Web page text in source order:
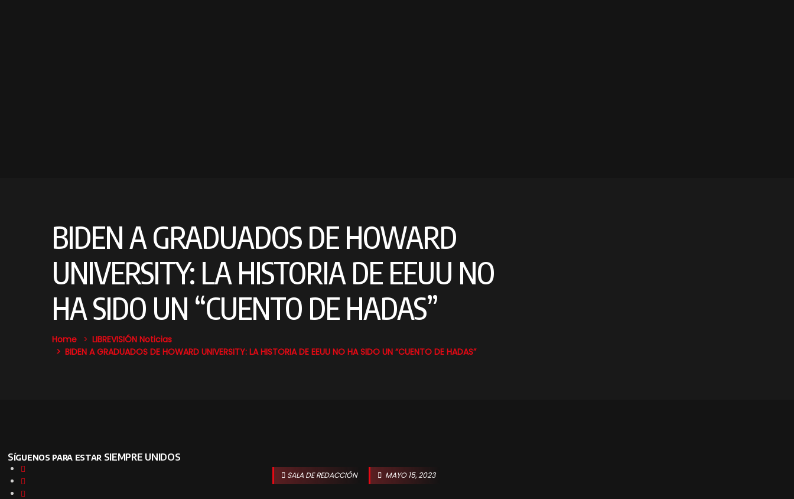
BIDEN A GRADUADOS DE HOWARD
UNIVERSITY: LA HISTORIA DE EEUU NO
HA SIDO UN “CUENTO DE HADAS”
Home
LIBREVISIÓN Noticias
BIDEN A GRADUADOS DE HOWARD UNIVERSITY: LA HISTORIA DE EEUU NO HA SIDO UN “CUENTO DE HADAS”
SALA DE REDACCIÓN MAYO 15, 2023
Síguenos para estar SIEMPRE UNIDOS